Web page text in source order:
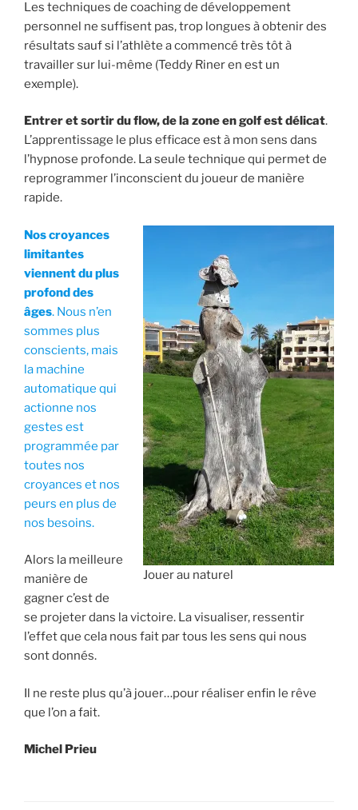
Les techniques de coaching de développement
personnel ne suffisent pas, trop longues à obtenir des
résultats sauf si l’athlète a commencé très tôt à
travailler sur lui-même (Teddy Riner en est un
exemple).
Entrer et sortir du flow, de la zone en golf est délicat.
L’apprentissage le plus efficace est à mon sens dans
l’hypnose profonde. La seule technique qui permet de
reprogrammer l’inconscient du joueur de manière
rapide.
Jouer au naturel
Nos croyances
limitantes
viennent du plus
profond des
âges. Nous n’en
sommes plus
conscients, mais
la machine
automatique qui
actionne nos
gestes est
programmée par
toutes nos
croyances et nos
peurs en plus de
nos besoins.
Alors la meilleure
manière de
gagner c’est de
se projeter dans la victoire. La visualiser, ressentir
l’effet que cela nous fait par tous les sens qui nous
sont donnés.
Il ne reste plus qu’à jouer…pour réaliser enfin le rêve
que l’on a fait.
Michel Prieu